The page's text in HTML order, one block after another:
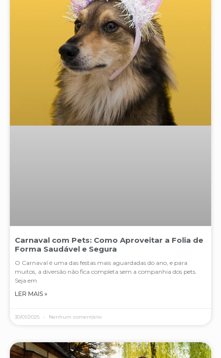
Carnaval com Pets: Como Aproveitar a Folia de
Forma Saudável e Segura
O Carnaval é uma das festas mais aguardadas do ano, e para
muitos, a diversão não fica completa sem a companhia dos pets.
Seja em
LER MAIS »
30/01/2025 Nenhum comentário